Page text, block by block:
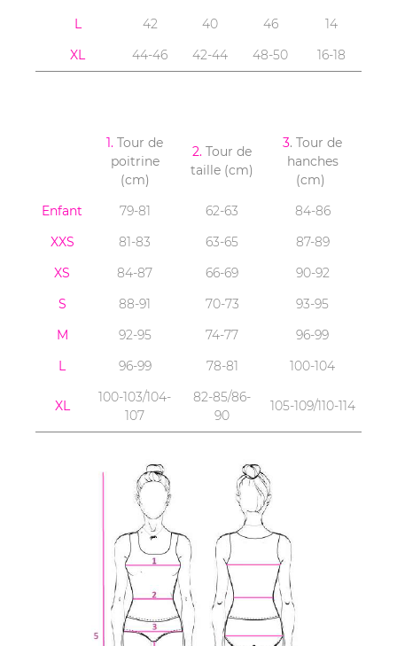
L
42 40 46
14
XL
44-46 42-44 48-50 16-18
1. Tour de
poitrine
(cm)
2. Tour de
taille (cm)
3. Tour de
hanches
(cm)
Enfant
79-81 62-63
84-86
XXS
81-83 63-65
87-89
XS
84-87 66-69
90-92
S
88-91 70-73
93-95
M
92-95 74-77
96-99
L
96-99 78-81 100-104
XL
100-103/104-
107
82-85/86-
90
105-109/110-114